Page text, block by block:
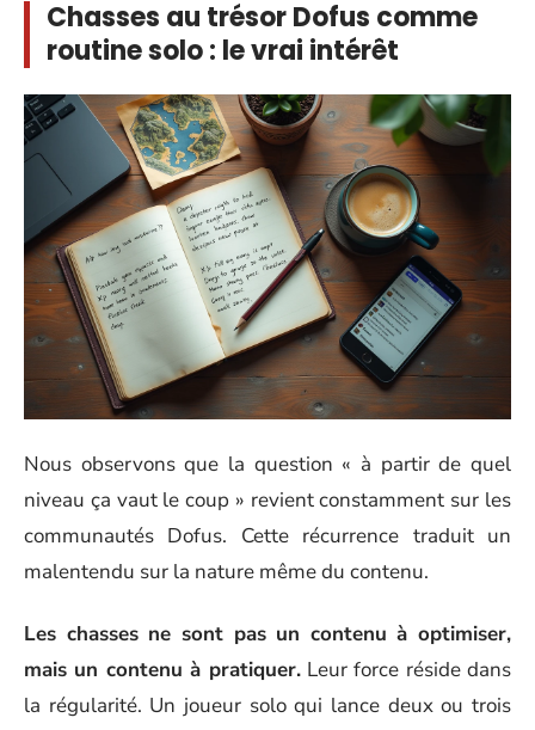
Chasses au trésor Dofus comme
routine solo : le vrai intérêt
Nous observons que la question « à partir de quel
niveau ça vaut le coup » revient constamment sur les
communautés Dofus. Cette récurrence traduit un
malentendu sur la nature même du contenu.
Les chasses ne sont pas un contenu à optimiser,
mais un contenu à pratiquer.Leur force réside dans
la régularité. Un joueur solo qui lance deux ou trois